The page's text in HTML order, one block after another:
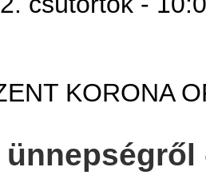
KORONA